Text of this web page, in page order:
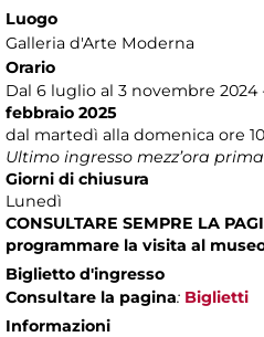
Luogo
Galleria d'Arte Moderna
Orario
Dal 6 luglio al 3 novembre 2024
febbraio 2025
dal martedì alla domenica ore
Ultimo ingresso mezz’ora
Giorni di chiusura
Lunedì
CONSULTARE SEMPRE LA
programmare la visita al
Biglietto d'ingresso
Consultare la pagina: Biglietti
Informazioni